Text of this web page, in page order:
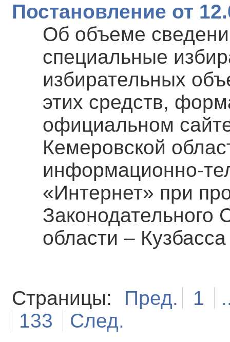
Постановление от
Об объеме
специальные
избирательных
этих средств,
официальном
Кемеровской
информационно-
«Интернет» при
Законодательного
области – Кузбасса
Страницы: Пред. 1
133
След.